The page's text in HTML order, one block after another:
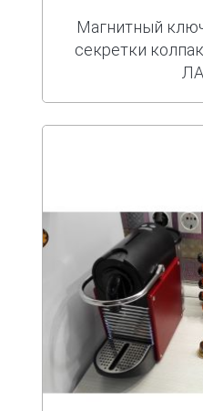
Магнитный
секретки